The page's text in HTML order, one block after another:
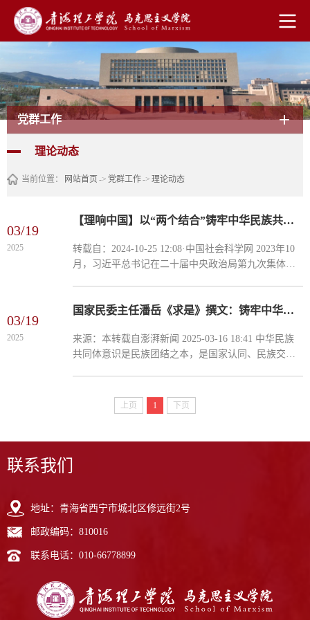
党群工作
理论动态
当前位置： 网站首页-> 党群工作-> 理论动态
03/19
2025
【理响中国】以“两个结合”铸牢中华民族共同体意识
转载自：2024-10-25 12:08·中国社会科学网 2023年10
月，习近平总书记在二十届中央政治局第九次集体学
03/19
2025
国家民委主任潘岳《求是》撰文：铸牢中华民族共同体意识
来源：本转载自澎湃新闻 2025-03-16 18:41 中华民族
共同体意识是民族团结之本，是国家认同、民族交融
上页 1 下页
联系我们
地址：青海省西宁市城北区修远街2号
邮政编码：810016
联系电话：010-66778899